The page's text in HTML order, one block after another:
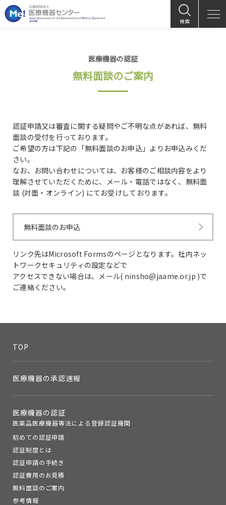
検索
医療機器の認証
無料面談のご案内
認証申請又は審査に関する疑問やご不明な点があれば、無料
面談の受付を行っております。
ご希望の方は下記の「無料面談のお申込」よりお申込みくだ
さい。
なお、お問い合わせについては、お客様のご相談内容をより
理解させていただくために、メール・電話ではなく、無料面
談 (対面・オンライン) にてお受けしております。
無料面談のお申込
リンク先はMicrosoft Formsのページとなります。社内ネッ
トワークセキュリティの設定などで
アクセスできない場合は、メール( ninsho@jaame.or.jp )で
ご連絡ください。
TOP
医療機器の承認速報
医療機器の認証
医薬品医療機器等法による登録認証機関
初めての認証申請
認証制度とは
認証申請の手続き
認証費用のお見積
無料面談のご案内
参考情報